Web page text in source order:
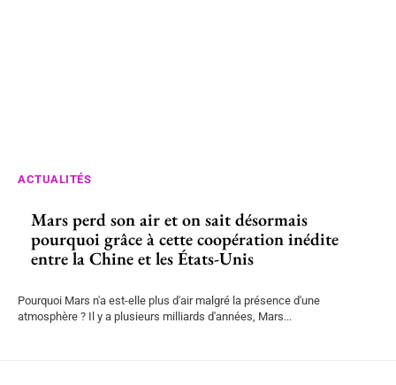
ACTUALITÉS
Mars perd son air et on sait désormais
pourquoi grâce à cette coopération inédite
entre la Chine et les États-Unis
Pourquoi Mars n'a est-elle plus d'air malgré la présence d'une
atmosphère ? Il y a plusieurs milliards d'années, Mars...